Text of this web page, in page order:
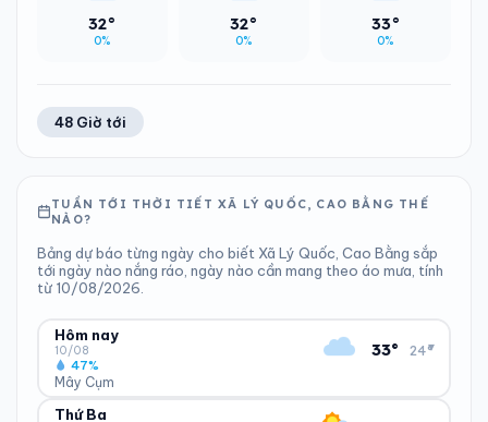
32°
0%
32°
0%
33°
0%
48 Giờ tới
TUẦN TỚI THỜI TIẾT XÃ LÝ QUỐC, CAO BẰNG THẾ
NÀO?
Bảng dự báo từng ngày cho biết Xã Lý Quốc, Cao Bằng sắp
tới ngày nào nắng ráo, ngày nào cần mang theo áo mưa, tính
từ 10/08/2026.
Hôm nay
10/08
Mây Cụm
47%
33° 24°
▾
ĐỘ ẨM
Thứ Ba